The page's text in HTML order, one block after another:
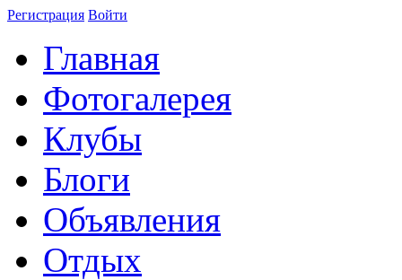
Регистрация Войти
Главная
Фотогалерея
Клубы
Блоги
Объявления
Отдых